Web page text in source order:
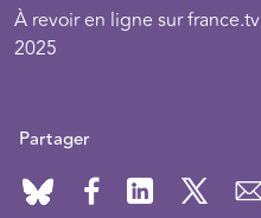
À revoir en ligne sur
2025
Partager